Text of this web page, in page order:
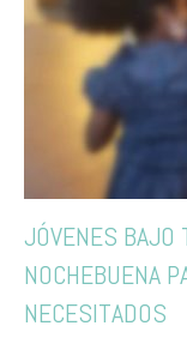
JÓVENES BAJO
NOCHEBUENA
NECESITADOS